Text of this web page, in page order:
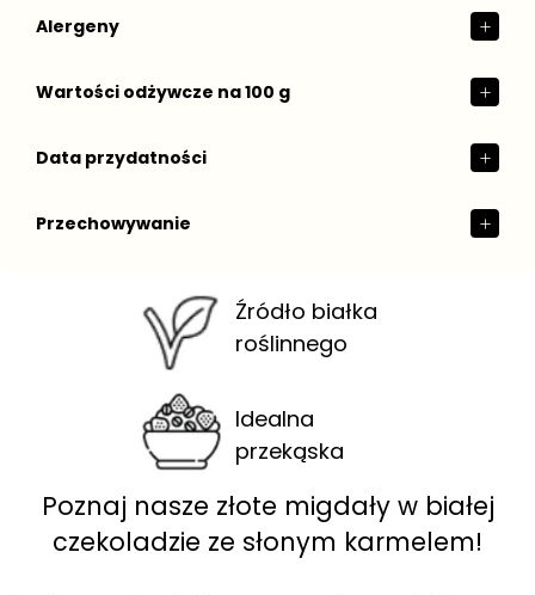
Alergeny
Wartości odżywcze na 100 g
Data przydatności
Przechowywanie
Źródło białka
roślinnego
Idealna
przekąska
Poznaj nasze złote migdały w białej
czekoladzie ze słonym karmelem!